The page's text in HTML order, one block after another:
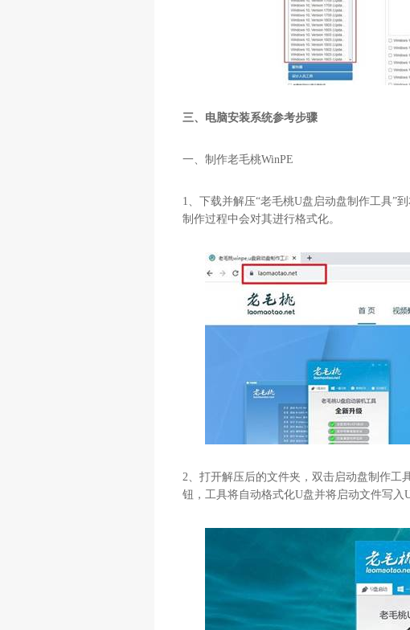
三、电脑安装系统参考步骤
一、制作老毛桃WinPE
1、下载并解压“老毛桃U盘启动盘制作工具”
制作过程中会对其进行格式化。
2、打开解压后的文件夹，双击启动盘制作工
钮，工具将自动格式化U盘并将启动文件写入